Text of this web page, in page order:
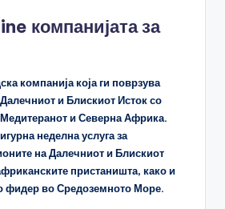
компанијата за
компанија која ги поврзува
и Блискиот Исток со
и Северна Африка.
неделна услуга за
на Далечниот и Блискиот
пристаништа, како и
фидер во Средоземното Море.